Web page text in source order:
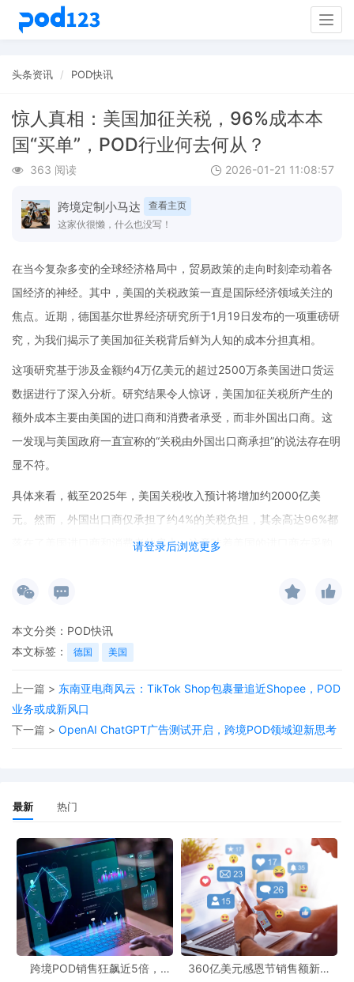
头条资讯 POD快讯
惊人真相：美国加征关税，96%成本本
国“买单”，POD行业何去何从？
363 阅读 2026-01-21 11:08:57
跨境定制小马达
查看主页
这家伙很懒，什么也没写！
请登录后浏览更多
在当今复杂多变的全球经济格局中，贸易政策的走向时刻牵动着各
国经济的神经。其中，美国的关税政策一直是国际经济领域关注的
焦点。近期，德国基尔世界经济研究所于1月19日发布的一项重磅研
究，为我们揭示了美国加征关税背后鲜为人知的成本分担真相。
这项研究基于涉及金额约4万亿美元的超过2500万条美国进口货运
数据进行了深入分析。研究结果令人惊讶，美国加征关税所产生的
额外成本主要由美国的进口商和消费者承受，而非外国出口商。这
一发现与美国政府一直宣称的“关税由外国出口商承担”的说法存在明
显不符。
具体来看，截至2025年，美国关税收入预计将增加约2000亿美
元。然而，外国出口商仅承担了约4%的关税负担，其余高达96%都
落在了美国进口商和消费者的肩上。这意味着美国的进口商在采购
至消费者，导致美国国内物价上升，消费者不得不为这些额外的关
值得注意的是，研究还发现出口商并未通过降低价格来抵消新增关
的价格策略，进一步凸显了美国进口商和消费者在这场关税博弈中
的不利地位。
使得POD产品在美国市场的价格上升，从而影响产品的竞争力和市
场需求。POD跨境社区则为从业者提供了交流和分享的平台，在这
样的经济形势下，社区成员可以共同探讨应对策略，如优化供应
链、调整产品定价等。而在POD文案创作方面，也需要更加注重突
出产品的价值和优势，以吸引美国市场的消费者。
美国加征关税这一政策的实施，并没有如美国政府所预期的那样将
成本转嫁到外国出口商身上，反而让本国的进口商和消费者承受了
本文分类： POD快讯
本文标签：
德国 美国
上一篇 > 东南亚电商风云：TikTok Shop包裹量追近Shopee，POD
业务或成新风口
下一篇 > OpenAI ChatGPT广告测试开启，跨境POD领域迎新思考
最新 热门
跨境POD销售狂飙近5倍，
360亿美元感恩节销售额新纪